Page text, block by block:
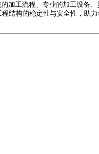
工流程、专业的加工设备
结构的稳定性与安全性，助力